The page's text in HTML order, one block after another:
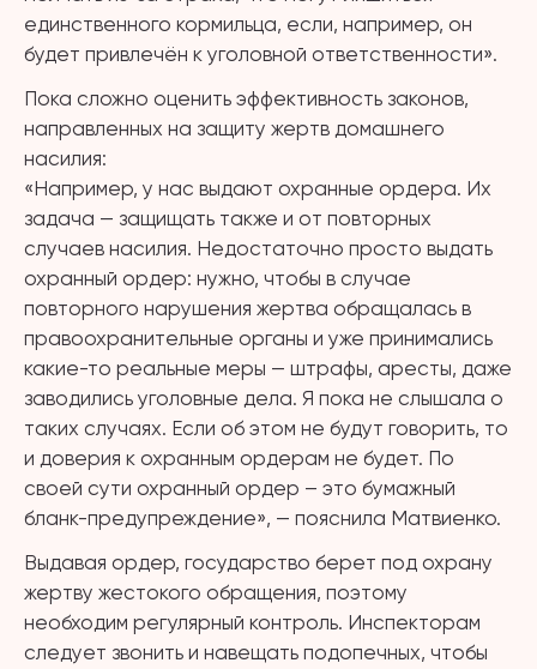
единственного кормильца, если, например, он
будет привлечён к уголовной ответственности».
Пока сложно оценить эффективность законов,
направленных на защиту жертв домашнего
насилия:
«Например, у нас выдают охранные ордера. Их
задача — защищать также и от повторных
случаев насилия. Недостаточно просто выдать
охранный ордер: нужно, чтобы в случае
повторного нарушения жертва обращалась в
правоохранительные органы и уже принимались
какие-то реальные меры — штрафы, аресты, даже
заводились уголовные дела. Я пока не слышала о
таких случаях. Если об этом не будут говорить, то
и доверия к охранным ордерам не будет. По
своей сути охранный ордер – это бумажный
бланк-предупреждение», — пояснила Матвиенко.
Выдавая ордер, государство берет под охрану
жертву жестокого обращения, поэтому
необходим регулярный контроль. Инспекторам
следует звонить и навещать подопечных, чтобы